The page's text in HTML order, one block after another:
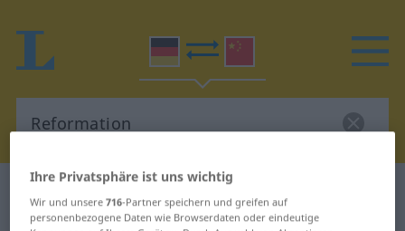
Deutsch-Chinesisch Übersetzung
Ihre Privatsphäre ist uns wichtig
Wir und unsere716-Partner speichern und greifen auf
personenbezogene Daten wie Browserdaten oder eindeutige